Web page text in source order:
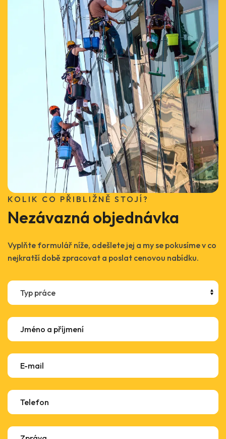
KOLIK CO PŘIBLIŽNĚ STOJÍ?
Nezávazná objednávka
Vyplňte formulář níže, odešlete jej a my se pokusíme v co
nejkratší době zpracovat a poslat cenovou nabídku.